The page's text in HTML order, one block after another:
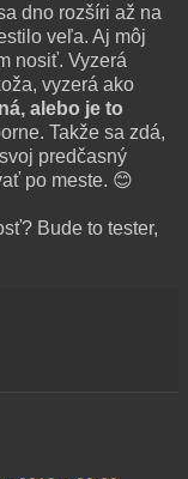
dno rozšíri až na
veľa. Aj môj
nosiť. Vyzerá
vyzerá ako
alebo je to
Takže sa zdá,
predčasný
po meste. 😊
Bude to tester,